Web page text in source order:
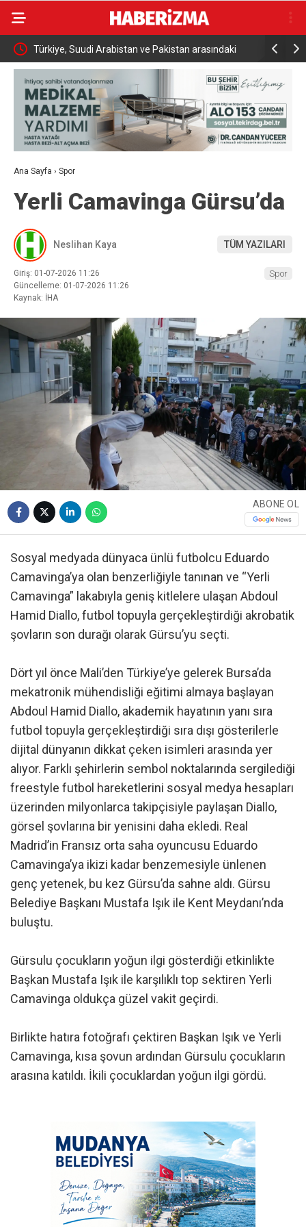
İki otomobil çarpıştı, 4 kişi yaralandı: Motosikletli çift
kazadan kıl payı kurtuldu
Türkiye
Ana Sayfa › Spor
Yerli Camavinga Gürsu’da
Neslihan Kaya TÜM YAZILARI
Giriş: 01-07-2026 11:26
Güncelleme: 01-07-2026 11:26
Kaynak: İHA
Spor
ABONE OL
Sosyal medyada dünyaca ünlü futbolcu Eduardo
Camavinga’ya olan benzerliğiyle tanınan ve “Yerli
Camavinga” lakabıyla geniş kitlelere ulaşan Abdoul
Hamid Diallo, futbol topuyla gerçekleştirdiği akrobatik
şovların son durağı olarak Gürsu’yu seçti.
Dört yıl önce Mali’den Türkiye’ye gelerek Bursa’da
mekatronik mühendisliği eğitimi almaya başlayan
Abdoul Hamid Diallo, akademik hayatının yanı sıra
futbol topuyla gerçekleştirdiği sıra dışı gösterilerle
dijital dünyanın dikkat çeken isimleri arasında yer
alıyor. Farklı şehirlerin sembol noktalarında sergilediği
freestyle futbol hareketlerini sosyal medya hesapları
üzerinden milyonlarca takipçisiyle paylaşan Diallo,
görsel şovlarına bir yenisini daha ekledi. Real
Madrid’in Fransız orta saha oyuncusu Eduardo
Camavinga’ya ikizi kadar benzemesiyle ünlenen
genç yetenek, bu kez Gürsu’da sahne aldı. Gürsu
Belediye Başkanı Mustafa Işık ile Kent Meydanı’nda
buluştu.
Gürsulu çocukların yoğun ilgi gösterdiği etkinlikte
Başkan Mustafa Işık ile karşılıklı top sektiren Yerli
Camavinga oldukça güzel vakit geçirdi.
Birlikte hatıra fotoğrafı çektiren Başkan Işık ve Yerli
Camavinga, kısa şovun ardından Gürsulu çocukların
arasına katıldı. İkili çocuklardan yoğun ilgi gördü.